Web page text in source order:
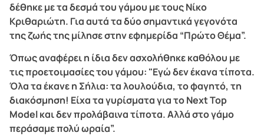
δέθηκε με τα δεσμά του γάμου με τους Νίκο
Κριθαριώτη. Για αυτά τα δύο σημαντικά γεγονότα
της ζωής της μίλησε στην εφημερίδα “Πρώτο Θέμα”.
Όπως αναφέρει η ίδια δεν ασχολήθηκε καθόλου με
τις προετοιμασίες του γάμου: "Εγώ δεν έκανα τίποτα.
Όλα τα έκανε η Σήλια: τα λουλούδια, το φαγητό, τη
διακόσμηση! Είχα τα γυρίσματα για το Next Top
Model και δεν προλάβαινα τίποτα. Αλλά στο γάμο
περάσαμε πολύ ωραία”.